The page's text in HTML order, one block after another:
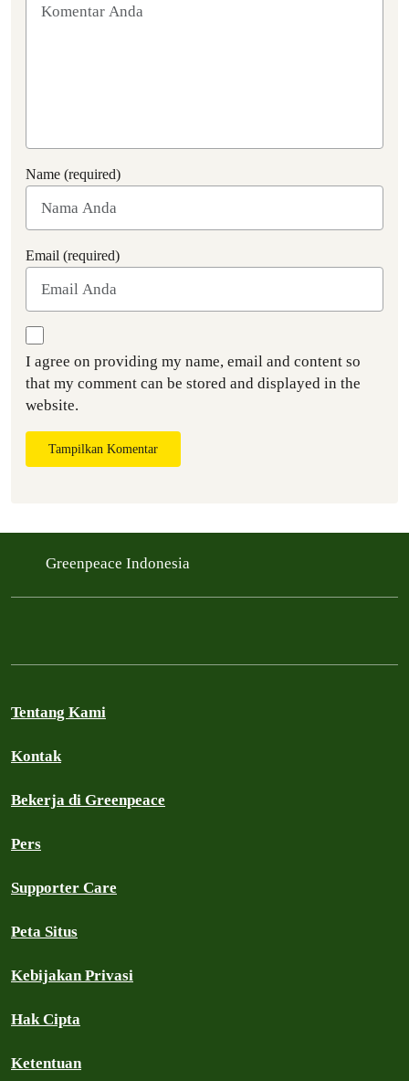
Name (required)
Email (required)
I agree on providing my name, email and content so
that my comment can be stored and displayed in the
website.
Tampilkan Komentar
Greenpeace Indonesia
Tentang Kami
Kontak
Bekerja di Greenpeace
Pers
Supporter Care
Peta Situs
Kebijakan Privasi
Hak Cipta
Ketentuan